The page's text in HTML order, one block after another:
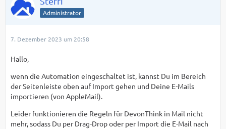
Administrator
7. Dezember 2023 um 20:58
Hallo,
wenn die Automation eingeschaltet ist, kannst Du im Bereich
der Seitenleiste oben auf Import gehen und Deine E-Mails
importieren (von AppleMail).
Leider funktionieren die Regeln für DevonThink in Mail nicht
mehr, sodass Du per Drag-Drop oder per Import die E-Mail nach